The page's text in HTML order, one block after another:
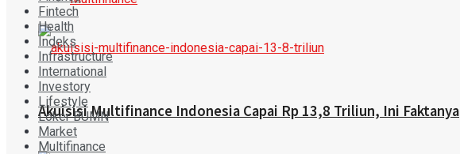
Akuisisi Multifinance Indonesia Capai Rp 13,8 Triliun, Ini Faktanya
Fintech
Health
Indeks
Infrastructure
International
Investory
Lifestyle
Loker BUMN
Market
Multifinance